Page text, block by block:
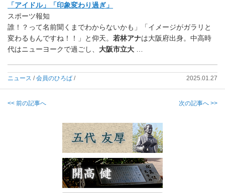
「アイドル」「印象変わり過ぎ」
スポーツ報知
誰！？って名前聞くまでわからないかも」「イメージがガラリと
変わるもんですね！！」と仰天。 若林アナは大阪府出身。中高時
代はニューヨークで過ごし、 大阪市立大
ニュース /会員のひろば / 2025.01.27
<< 前の記事へ 次の記事へ >>